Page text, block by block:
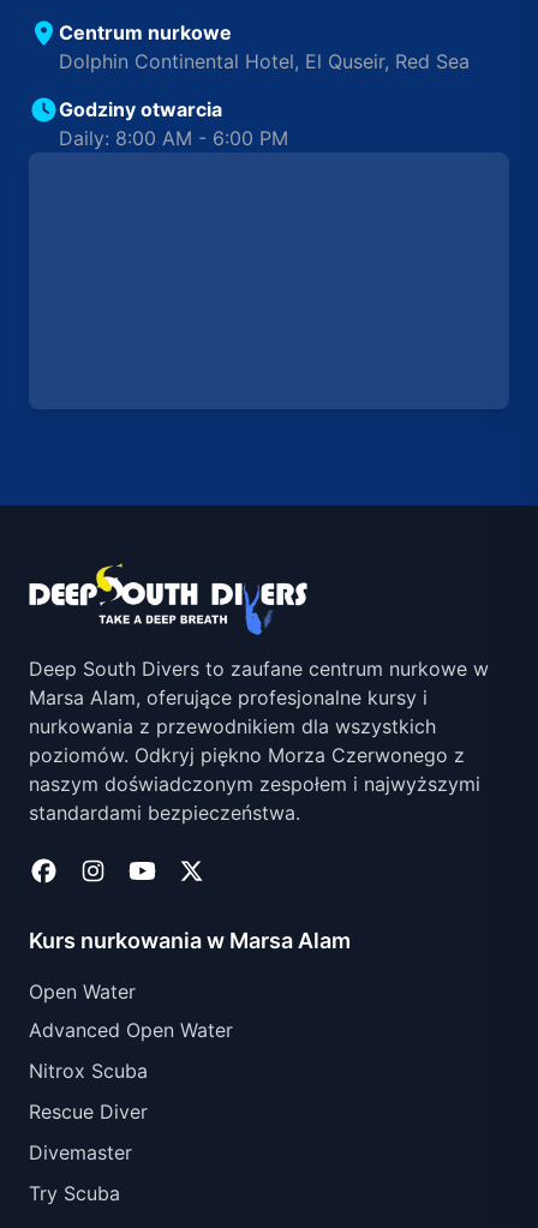
Centrum nurkowe
Dolphin Continental Hotel, El Quseir, Red Sea
Godziny otwarcia
Daily: 8:00 AM - 6:00 PM
Deep South Divers to zaufane centrum nurkowe w
Marsa Alam, oferujące profesjonalne kursy i
nurkowania z przewodnikiem dla wszystkich
poziomów. Odkryj piękno Morza Czerwonego z
naszym doświadczonym zespołem i najwyższymi
standardami bezpieczeństwa.
Kurs nurkowania w Marsa Alam
Open Water
Advanced Open Water
Nitrox Scuba
Rescue Diver
Divemaster
Try Scuba